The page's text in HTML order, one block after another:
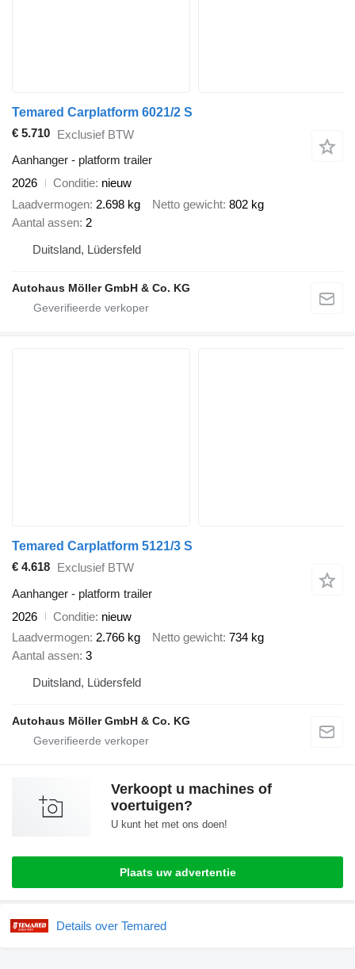
Temared Carplatform 6021/2 S
€ 5.710 Exclusief BTW
Aanhanger - platform trailer
2026
Conditie nieuw
Laadvermogen 2.698 kg Netto gewicht 802 kg
Aantal assen 2
Duitsland, Lüdersfeld
Autohaus Möller GmbH & Co. KG
Temared Carplatform 5121/3 S
€ 4.618 Exclusief BTW
Aanhanger - platform trailer
2026
Conditie nieuw
Laadvermogen 2.766 kg Netto gewicht 734 kg
Aantal assen 3
Duitsland, Lüdersfeld
Autohaus Möller GmbH & Co. KG
Verkoopt u machines of
voertuigen?
U kunt het met ons doen!
Plaats uw advertentie
Details over Temared